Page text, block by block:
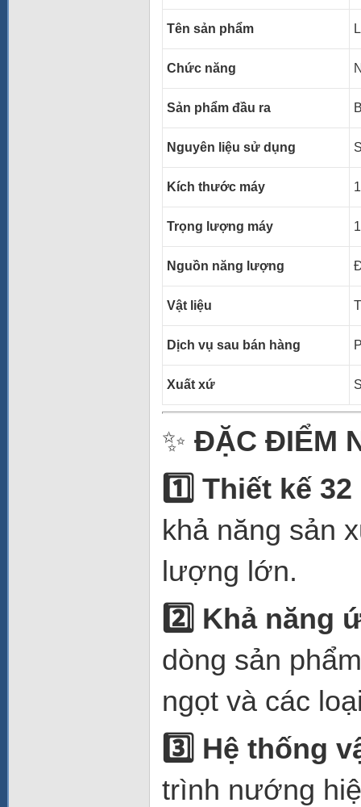
Tên sản phẩm
Chức năng
Sản phẩm đầu ra
Nguyên liệu sử dụng
Kích thước máy
Trọng lượng máy
Nguồn năng lượng
Vật liệu
Dịch vụ sau bán hàng
Xuất xứ
✨ ĐẶC ĐIỂM
1️ Thiết kế
khả năng sản
lượng lớn.
2️ Khả năng
dòng sản
ngọt và các
3️ Hệ thống
trình nướng